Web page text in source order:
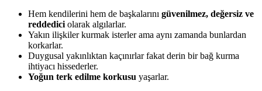
Hem kendilerini hem de başkalarını güvenilmez, değersiz ve
reddedici olarak algılarlar.
Yakın ilişkiler kurmak isterler ama aynı zamanda bunlardan
korkarlar.
Duygusal yakınlıktan kaçınırlar fakat derin bir bağ kurma
ihtiyacı hissederler.
Yoğun terk edilme korkusu yaşarlar.